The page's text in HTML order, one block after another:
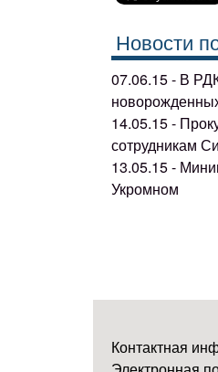
Новости
07.06.15 - В
14.05.15 -
сотрудникам
13.05.15 -
Укромном
Контактная